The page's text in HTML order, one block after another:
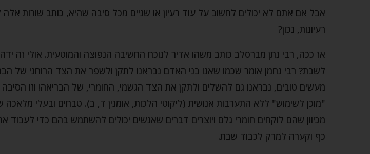
אבל אם אתם לא יכולים לחשוב על עוד רעיון או שניים מכל סיבה שהיא, כותב שורות
רעיונות, נכון?
אז ככה, רבי נתן מברסלב כותב משהו אדיר לנוכח החשיבה הנפוצה והמוטעית. אולי זה
לשבת? רבי נחמן אומר שכמו שאנו בני האדם נבראנו לתקן ולשפר את הצד הרוחני של
מעשים טובים, נבראנו גם להשלים ולתקן את הצד הגשמי, החומרי, של הבריאה! וזו
"מוכן לשימוש" ללא התערבות אנושית (ליקוטי הלכות, אומנין ד, ב). טבחים ובעלי מלאכה
מכיוון שהם לוקחים חומרי גלם ויוצרים דברים שאנשים יכולים להשתמש בהם כדי
כף וקערה למרק לכבוד שבת.